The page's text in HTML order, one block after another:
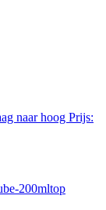
naar hoog Prijs: